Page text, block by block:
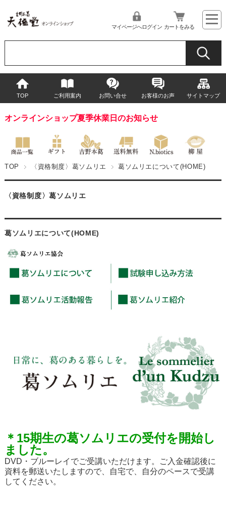
マイページへログイン カートをみる
TOP ご利用案内 お問い合せ お客様のお声 サイトマップ
オンラインショップ夏季休業日のお知らせ
TOP 〈資格制度〉葛ソムリエ 葛ソムリエについて(HOME)
〈資格制度〉葛ソムリエ
葛ソムリエについて(HOME)
＊15期生の葛ソムリエの受付を開始し
ました。
DVD・ブルーレイでご受講いただけます。ご入金確認後に
資料を郵送いたしますので、自宅で、自分のペースで受講
してください。